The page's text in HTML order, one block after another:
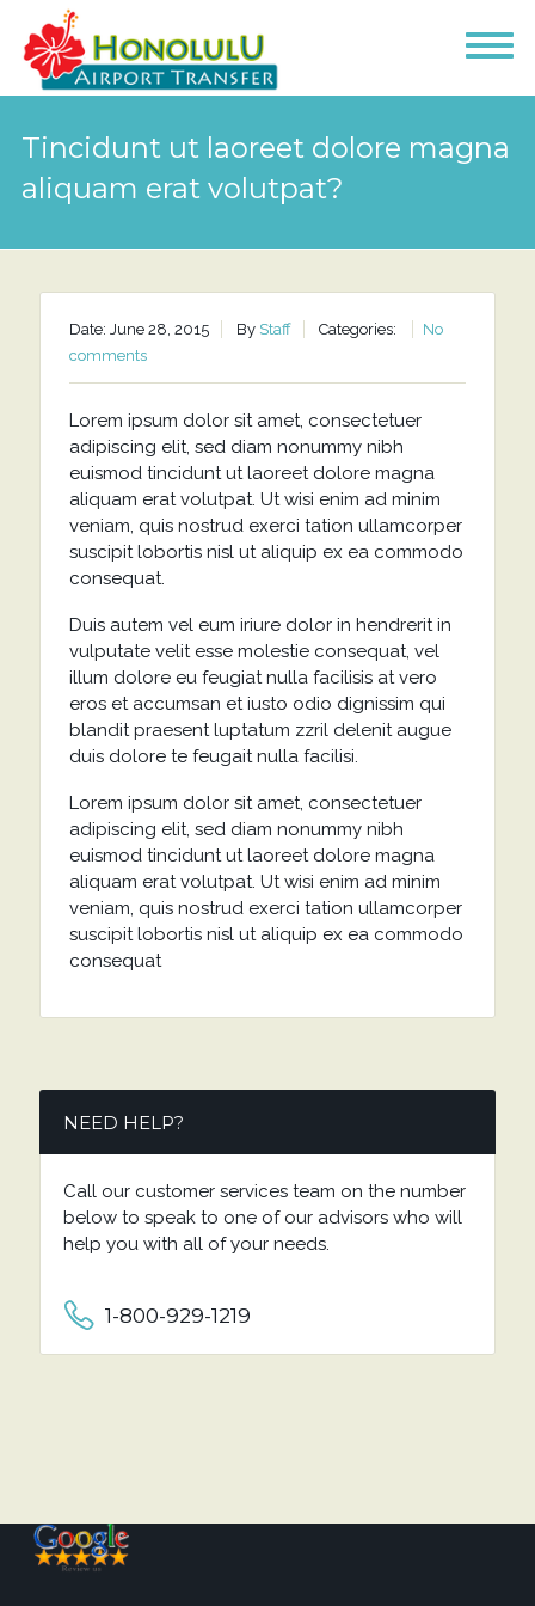
Tincidunt ut laoreet dolore magna
aliquam erat volutpat?
Date: June 28, 2015 By Staff Categories:
No
comments
Lorem ipsum dolor sit amet, consectetuer
adipiscing elit, sed diam nonummy nibh
euismod tincidunt ut laoreet dolore magna
aliquam erat volutpat. Ut wisi enim ad minim
veniam, quis nostrud exerci tation ullamcorper
suscipit lobortis nisl ut aliquip ex ea commodo
consequat.
Duis autem vel eum iriure dolor in hendrerit in
vulputate velit esse molestie consequat, vel
illum dolore eu feugiat nulla facilisis at vero
eros et accumsan et iusto odio dignissim qui
blandit praesent luptatum zzril delenit augue
duis dolore te feugait nulla facilisi.
Lorem ipsum dolor sit amet, consectetuer
adipiscing elit, sed diam nonummy nibh
euismod tincidunt ut laoreet dolore magna
aliquam erat volutpat. Ut wisi enim ad minim
veniam, quis nostrud exerci tation ullamcorper
suscipit lobortis nisl ut aliquip ex ea commodo
consequat
NEED HELP?
Call our customer services team on the number
below to speak to one of our advisors who will
help you with all of your needs.
1-800-929-1219